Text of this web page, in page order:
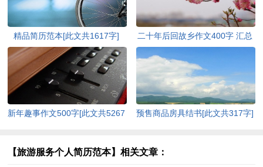
精品简历范本[此文共1617字]
二十年后回故乡作文400字 汇总
20篇[此文共9410字]
新年趣事作文500字[此文共5267
预售商品房具结书[此文共317字]
【旅游服务个人简历范本】相关文章：